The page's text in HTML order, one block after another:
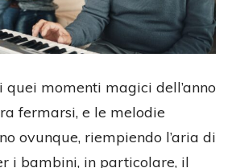
quei momenti magici dell’anno
fermarsi, e le melodie
ovunque, riempiendo l’aria di
i bambini, in particolare, il